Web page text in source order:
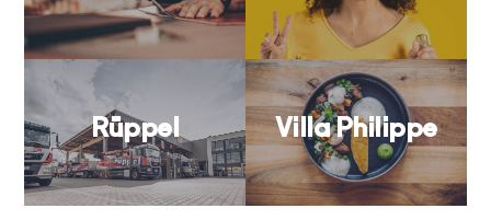
Villa Philippe
Rüppel